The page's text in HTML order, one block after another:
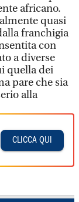
africano.
quasi
franchigia
con
a diverse
quella dei
pare che sia
alla
CLICCA QUI